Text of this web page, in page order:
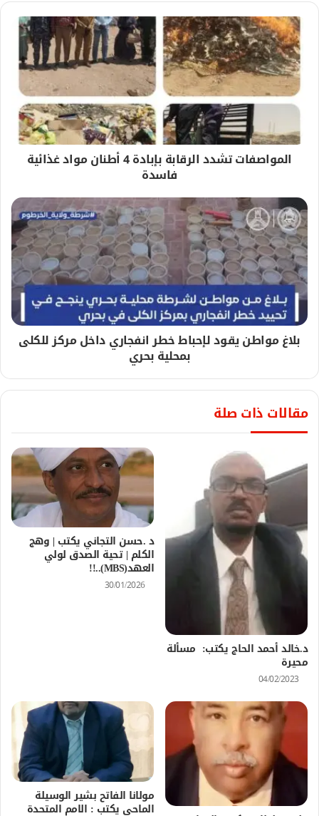
المواصفات تشدد الرقابة بإبادة 4 أطنان مواد غذائية
فاسدة
بلاغ مواطن يقود لإحباط خطر انفجاري داخل مركز للكلى
بمحلية بحري
مقالات ذات صلة
د.خالد أحمد الحاج يكتب: مسألة
محيرة
04/02/2023
د .حسن التجاني يكتب | وهج
الكلم | تحية الصدق لولي
العهد(MBS)..!!
30/01/2026
مولانا الفاتح بشير الوسيلة
الماحي يكتب : الامم المتحدة